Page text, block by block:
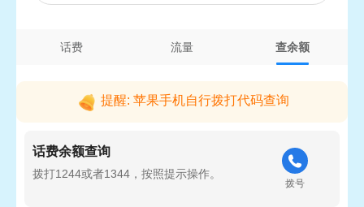
话费 流量 查余额
提醒: 苹果手机自行拨打代码查询
话费余额查询
拨打1244或者1344，按照提示操作。
拨号